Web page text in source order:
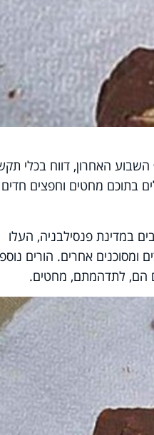
האחרון, דווח בכלי
בתוכם מחטים וחפצים חדים
במדינת פנסילבניה, העלו
אחרים. הורים
הם, לתדהמתם, מחטים.